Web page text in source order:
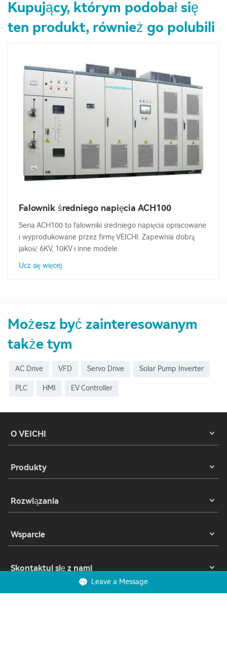
Kupujący, którym podobał się
ten produkt, również go polubili
Falownik średniego napięcia ACH100
Seria ACH100 to falowniki średniego napięcia opracowane
i wyprodukowane przez firmę VEICHI. Zapewnia dobrą
jakość 6KV, 10KV i inne modele.
Ucz się więcej
Możesz być zainteresowanym
także tym
AC Drive VFD Servo Drive Solar Pump Inverter
PLC HMI EV Controller
O VEICHI
Produkty
Rozwiązania
Wsparcie
Skontaktuj się z nami
Leave a Message